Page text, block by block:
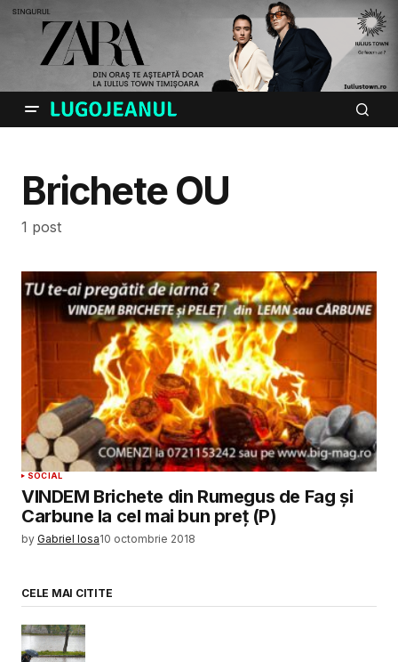
Brichete OU
1 post
SOCIAL
VINDEM Brichete din Rumegus de Fag şi
Carbune la cel mai bun preţ (P)
by Gabriel Iosa10 octombrie 2018
CELE MAI CITITE